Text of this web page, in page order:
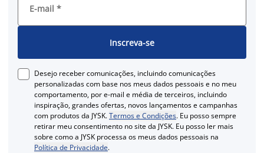
E-mail *
Inscreva-se
Desejo receber comunicações, incluindo comunicações
personalizadas com base nos meus dados pessoais e no meu
comportamento, por e-mail e média de terceiros, incluindo
inspiração, grandes ofertas, novos lançamentos e campanhas
com produtos da JYSK.Termos e Condições. Eu posso sempre
retirar meu consentimento no site da JYSK. Eu posso ler mais
sobre como a JYSK processa os meus dados pessoais na
Política de Privacidade.